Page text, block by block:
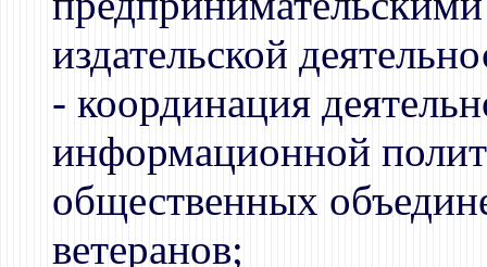
издательской
- координация
информационной
общественных
ветеранов;